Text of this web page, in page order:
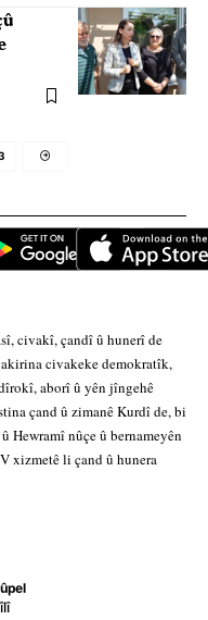
civakî, çandî û hunerî de
civakeke demokratîk,
aborî û yên jîngehê
çand û zimanê Kurdî de, bi
Hewramî nûçe û bernameyên
xizmetê li çand û hunera